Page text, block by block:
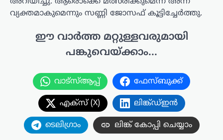
വ്യക്തമാകുമെന്നും സണ്ണി ജോസഫ് കൂട്ടിച്ചേർത്തു.
ഈ വാർത്ത മറ്റുള്ളവരുമായി
പങ്കുവെയ്ക്കാം...
വാട്സ്ആപ്പ് ഫേസ്ബുക്ക്
എക്സ് (X) ലിങ്ക്ഡ്ഇൻ
ടെലിഗ്രാം ലിങ്ക് കോപ്പി ചെയ്യാം